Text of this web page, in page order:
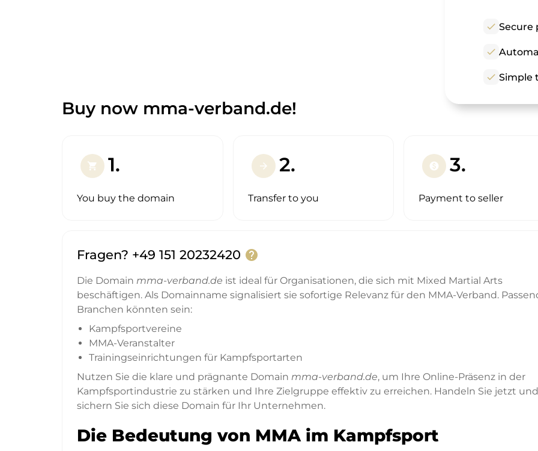
check Secure
check
check Simple
Buy now mma-verband.de!
shopping_cart 1.
You buy the domain
arrow_forward 2.
Transfer to you
paid 3.
Payment to seller
Fragen? +49 151 20232420 help
Die Domain mma-verband.de ist ideal für Organisationen, die sich mit Mixed Martial Arts
beschäftigen. Als Domainname signalisiert sie sofortige Relevanz für den MMA-Verband.
Branchen könnten sein:
Kampfsportvereine
MMA-Veranstalter
Trainingseinrichtungen für Kampfsportarten
Nutzen Sie die klare und prägnante Domain mma-verband.de, um Ihre Online-Präsenz in der
Kampfsportindustrie zu stärken und Ihre Zielgruppe effektiv zu erreichen. Handeln Sie jetzt und
sichern Sie sich diese Domain für Ihr Unternehmen.
Die Bedeutung von MMA im Kampfsport